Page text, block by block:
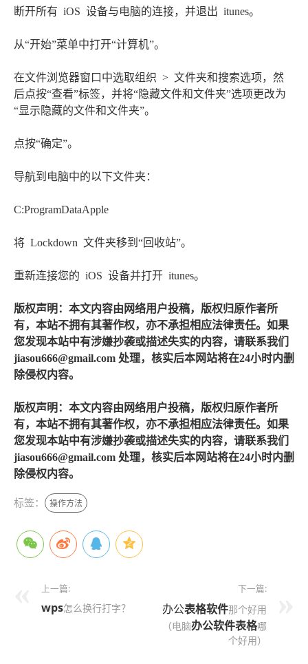
断开所有 iOS 设备与电脑的连接，并退出 itunes。
从“开始”菜单中打开“计算机”。
在文件浏览器窗口中选取组织 > 文件夹和搜索选项，然
后点按“查看”标签，并将“隐藏文件和文件夹”选项更改为
“显示隐藏的文件和文件夹”。
点按“确定”。
导航到电脑中的以下文件夹：
C:ProgramDataApple
将 Lockdown 文件夹移到“回收站”。
重新连接您的 iOS 设备并打开 itunes。
版权声明：本文内容由网络用户投稿，版权归原作者所
有，本站不拥有其著作权，亦不承担相应法律责任。如果
您发现本站中有涉嫌抄袭或描述失实的内容，请联系我们
jiasou666@gmail.com 处理，核实后本网站将在24小时内删
除侵权内容。
版权声明：本文内容由网络用户投稿，版权归原作者所
有，本站不拥有其著作权，亦不承担相应法律责任。如果
您发现本站中有涉嫌抄袭或描述失实的内容，请联系我们
jiasou666@gmail.com 处理，核实后本网站将在24小时内删
除侵权内容。
标签： 操作方法
上一篇:
wps怎么换行打字？
下一篇:
办公表格软件那个好用
（电脑办公软件表格哪
个好用）